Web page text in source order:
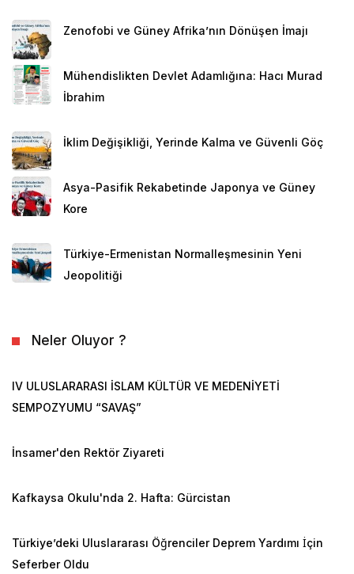
Zenofobi ve Güney Afrika’nın Dönüşen İmajı
Mühendislikten Devlet Adamlığına: Hacı Murad
İbrahim
İklim Değişikliği, Yerinde Kalma ve Güvenli Göç
Asya-Pasifik Rekabetinde Japonya ve Güney
Kore
Türkiye-Ermenistan Normalleşmesinin Yeni
Jeopolitiği
Neler Oluyor ?
IV ULUSLARARASI İSLAM KÜLTÜR VE MEDENİYETİ
SEMPOZYUMU “SAVAŞ”
İnsamer'den Rektör Ziyareti
Kafkaysa Okulu'nda 2. Hafta: Gürcistan
Türkiye’deki Uluslararası Öğrenciler Deprem Yardımı İçin
Seferber Oldu